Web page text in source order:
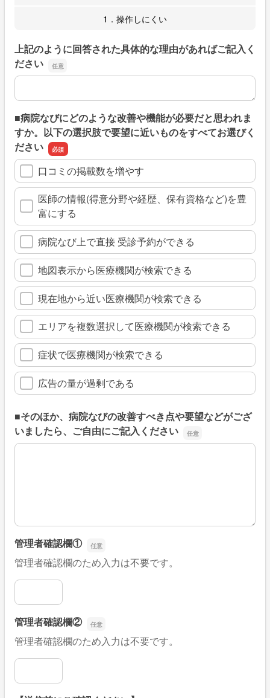
1．操作しにくい
上記のように回答された具体的な理由があればご記入く
ださい
上記のように回答された具体的な理由があればご記入くだ
■病院なびにどのような改善や機能が必要だと思われま
すか。以下の選択肢で要望に近いものをすべてお選びく
ださい
口コミの掲載数を増やす
医師の情報(得意分野や経歴、保有資格など)を豊
富にする
病院なび上で直接 受診予約ができる
地図表示から医療機関が検索できる
現在地から近い医療機関が検索できる
エリアを複数選択して医療機関が検索できる
症状で医療機関が検索できる
広告の量が過剰である
■そのほか、病院なびの改善すべき点や要望などがござ
いましたら、ご自由にご記入ください
■そのほか、病院なびの改善すべき点や要望などがござい
管理者確認欄①
管理者確認欄のため入力は不要です。
管理者確認欄①
管理者確認欄②
管理者確認欄のため入力は不要です。
管理者確認欄②